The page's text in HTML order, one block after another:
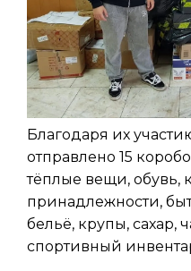
Благодаря их
отправлено 15
тёплые вещи, обувь,
принадлежности,
бельё, крупы, сахар,
спортивный